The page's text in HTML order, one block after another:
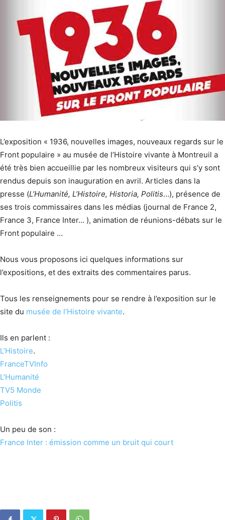
L’exposition « 1936, nouvelles images, nouveaux regards sur le
Front populaire » au musée de l’Histoire vivante à Montreuil a
été très bien accueillie par les nombreux visiteurs qui s’y sont
rendus depuis son inauguration en avril. Articles dans la
presse (L’Humanité, L’Histoire, Historia, Politis…), présence de
ses trois commissaires dans les médias (journal de France 2,
France 3, France Inter… ), animation de réunions-débats sur le
Front populaire …
Nous vous proposons ici quelques informations sur
l’expositions, et des extraits des commentaires parus.
Tous les renseignements pour se rendre à l’exposition sur le
site du musée de l’Histoire vivante.
Ils en parlent :
L’Histoire.
FranceTVInfo
L’Humanité
TV5 Monde
Politis
Un peu de son :
France Inter : émission comme un bruit qui court